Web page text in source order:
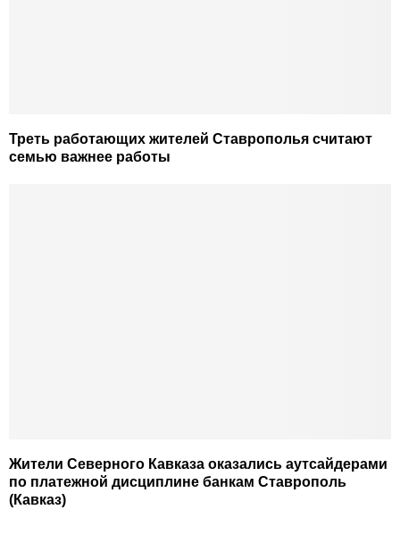
Треть работающих жителей Ставрополья считают
семью важнее работы
Жители Северного Кавказа оказались аутсайдерами
по платежной дисциплине банкам Ставрополь
(Кавказ)